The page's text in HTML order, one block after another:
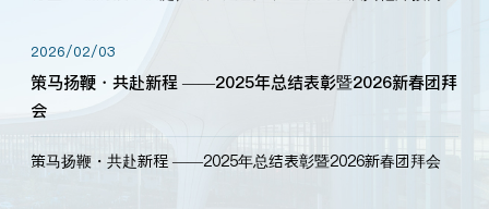
2026/02/03
策马扬鞭・共赴新程 ——2025年总结表彰暨2026新春团拜
会
策马扬鞭・共赴新程 ——2025年总结表彰暨2026新春团拜会